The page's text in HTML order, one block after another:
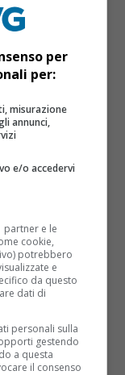
Importa
milioni
di
tubi,
Al 1°
Giulia
ucraini, la
tra la
di
il
per
per:
misurazione
annunci,
e/o accedervi
partner e le
cookie,
potrebbero
e
da questo
dati di
personali sulla
gestendo
a questa
il consenso